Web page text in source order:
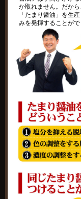
か取れません。だか
「たまり醤油」を生
みを発揮することがで